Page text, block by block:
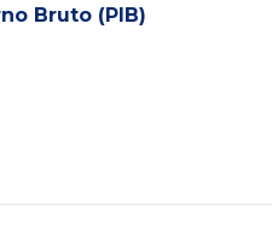
Bruto (PIB)